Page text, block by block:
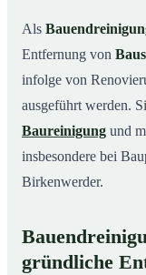
Typische
Birkenwerder
06Preise &
07Ihre Vorteile
08Ihr
09Fazit
10So läuft eine
Als
Entfernung von
infolge von
ausgeführt werden.
Baureinigung und
insbesondere bei
Birkenwerder.
gründliche